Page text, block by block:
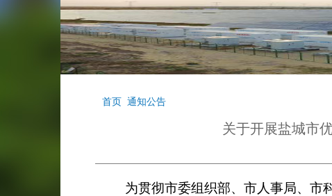
首页 通知公告
关于开展盐城市
为贯彻市委组织部、市人事局、市